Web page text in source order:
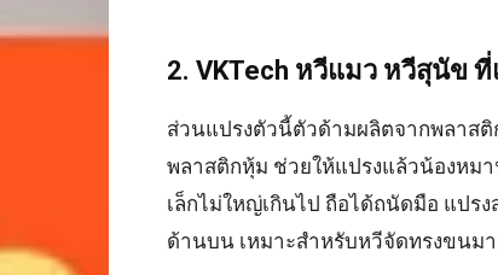
2. VKTech หวีแมว หวีสุนัข
ส่วนแปรงตัวนี้ตัวด้ามผลิตจากพลาส
พลาสติกหุ้ม ช่วยให้แปรงแล้วน้องหม
เล็กไม่ใหญ่เกินไป ถือได้ถนัดมือ แป
ด้านบน เหมาะสำหรับหวีจัดทรงขนม